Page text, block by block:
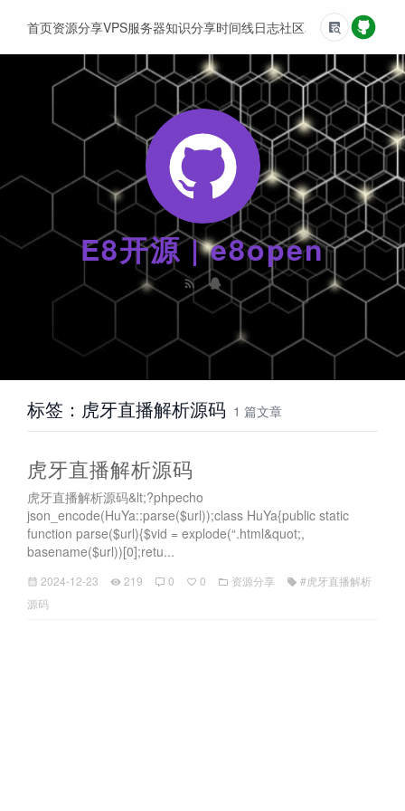
E8开源 | e8open
首页资源分享VPS服务器知识分享时间线日志社区友情链接
标签：虎牙直播解析源码 1 篇文章
虎牙直播解析源码
虎牙直播解析源码&lt;?phpecho
json_encode(HuYa::parse($url));class HuYa{public static
function parse($url){$vid = explode(“.html&quot;,
basename($url))[0];retu...
2024-12-23 219 0 0 资源分享
#虎牙直播解析
源码